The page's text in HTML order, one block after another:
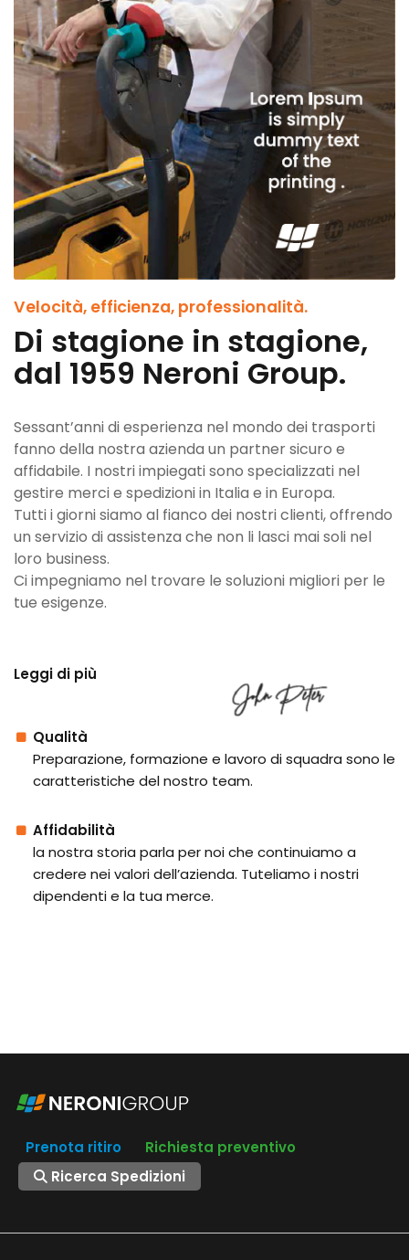
Velocità, efficienza, professionalità.
Di stagione in stagione,
dal 1959 Neroni Group.
Sessant’anni di esperienza nel mondo dei trasporti
fanno della nostra azienda un partner sicuro e
affidabile. I nostri impiegati sono specializzati nel
gestire merci e spedizioni in Italia e in Europa.
Tutti i giorni siamo al fianco dei nostri clienti, offrendo
un servizio di assistenza che non li lasci mai soli nel
loro business.
Ci impegniamo nel trovare le soluzioni migliori per le
tue esigenze.
Leggi di più
Qualità
Preparazione, formazione e lavoro di squadra sono le
caratteristiche del nostro team.
Affidabilità
la nostra storia parla per noi che continuiamo a
credere nei valori dell’azienda. Tuteliamo i nostri
dipendenti e la tua merce.
Prenota ritiro
Richiesta preventivo
Ricerca Spedizioni